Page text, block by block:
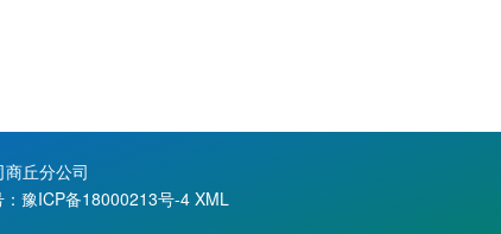
丘分公司
：豫ICP备18000213号-4 XML